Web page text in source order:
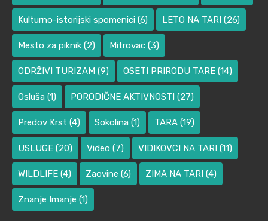
Kulturno-istorijski spomenici (6) LETO NA TARI (26)
Mesto za piknik (2) Mitrovac (3)
ODRŽIVI TURIZAM (9) OSETI PRIRODU TARE (14)
Osluša (1) PORODIČNE AKTIVNOSTI (27)
Predov Krst (4) Sokolina (1) TARA (19)
USLUGE (20) Video (7) VIDIKOVCI NA TARI (11)
WILDLIFE (4) Zaovine (6) ZIMA NA TARI (4)
Znanje Imanje (1)